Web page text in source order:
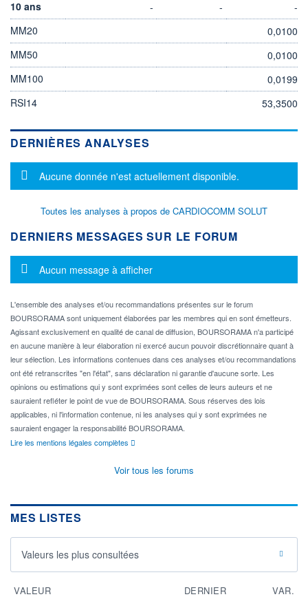
10 ans
- -
-
MM20
0,0100
MM50
0,0100
MM100
0,0199
RSI14
53,3500
DERNIÈRES ANALYSES
Message d'information
Aucune donnée n'est actuellement disponible.
Toutes les analyses à propos de CARDIOCOMM SOLUT
DERNIERS MESSAGES SUR LE FORUM
Message d'information
Aucun message à afficher
L'ensemble des analyses et/ou recommandations présentes sur le forum
BOURSORAMA sont uniquement élaborées par les membres qui en sont émetteurs.
Agissant exclusivement en qualité de canal de diffusion, BOURSORAMA n'a participé
en aucune manière à leur élaboration ni exercé aucun pouvoir discrétionnaire quant à
leur sélection. Les informations contenues dans ces analyses et/ou recommandations
ont été retranscrites "en l'état", sans déclaration ni garantie d'aucune sorte. Les
opinions ou estimations qui y sont exprimées sont celles de leurs auteurs et ne
sauraient refléter le point de vue de BOURSORAMA. Sous réserves des lois
applicables, ni l'information contenue, ni les analyses qui y sont exprimées ne
sauraient engager la responsabilité BOURSORAMA.
Lire les mentions légales complètes
Voir tous les forums
MES LISTES
Valeurs les plus consultées
VALEUR DERNIER VAR.